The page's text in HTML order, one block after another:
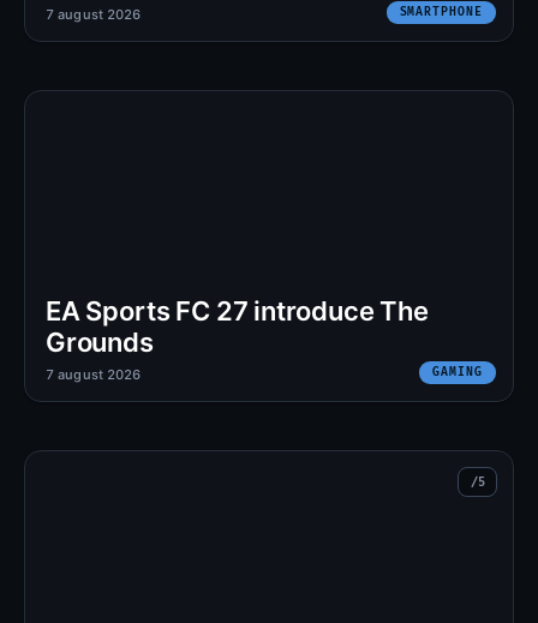
SMARTPHONE
7 august 2026
EA Sports FC 27 introduce The
Grounds
GAMING
7 august 2026